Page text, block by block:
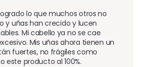
lo que muchos otros no
y uñas han crecido y lucen
Mi cabello ya no se cae
Mis uñas ahora tienen un
fuertes, no frágiles como
este producto al 100%.